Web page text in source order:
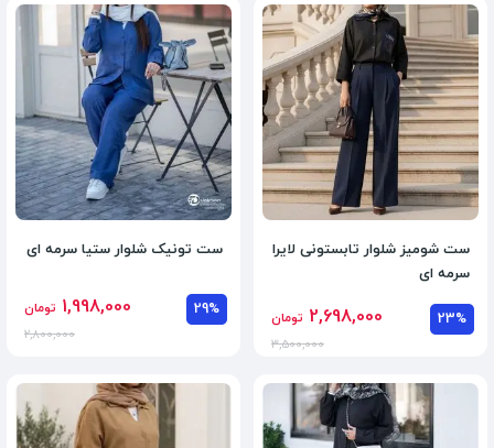
ست شومیز شلوار تابستونی لایرا
سرمه ای
23%
2,698,000 تومان
3,500,000
ست تونیک شلوار ستیا سرمه ای
29%
1,998,000 تومان
2,800,000